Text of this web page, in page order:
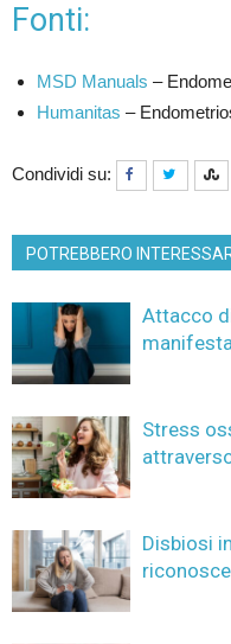
Fonti:
MSD Manuals –
Humanitas –
Condividi su:
POTREBBERO
Attacco
Stress
Disbiosi